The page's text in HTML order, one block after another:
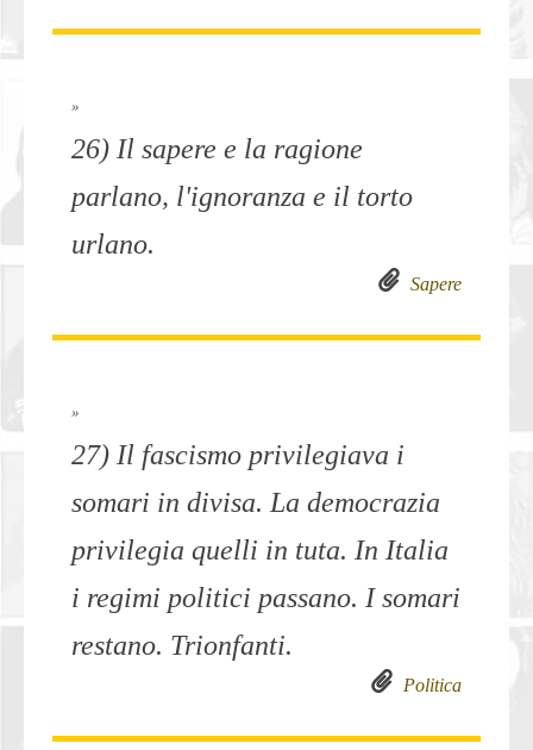
»
26) Il sapere e la ragione
parlano, l'ignoranza e il torto
urlano.
Sapere
»
27) Il fascismo privilegiava i
somari in divisa. La democrazia
privilegia quelli in tuta. In Italia
i regimi politici passano. I somari
restano. Trionfanti.
Politica